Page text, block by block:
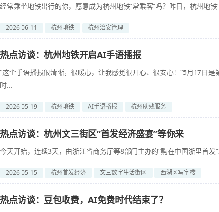
经常乘坐地铁出行的你，愿意成为杭州地铁“常乘客”吗？昨日，杭州地
2026-06-11 杭州地铁 杭州治安管理
热点访谈：杭州地铁开启AI手语播报
“这个手语播报很清晰，很暖心，让我感觉很开心、很安心！”5月17日
时...
2026-05-19 杭州地铁 AI手语播报 杭州助残服务
热点访谈：杭州文三街区“首发经济盛宴”等你来
今天开始，连续3天，由浙江省商务厅等8部门主办的“购在中国浙里首
2026-05-15 杭州首发经济 文三数字生活街区 西湖区写字楼
热点访谈：豆包收费，AI免费时代结束了？